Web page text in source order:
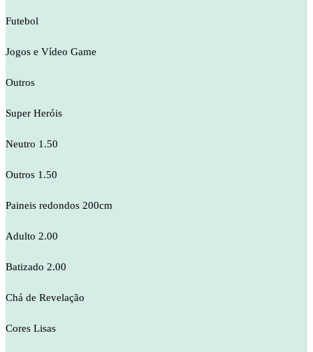
Futebol
Jogos e Vídeo Game
Outros
Super Heróis
Neutro 1.50
Outros 1.50
Paineis redondos 200cm
Adulto 2.00
Batizado 2.00
Chá de Revelação
Cores Lisas